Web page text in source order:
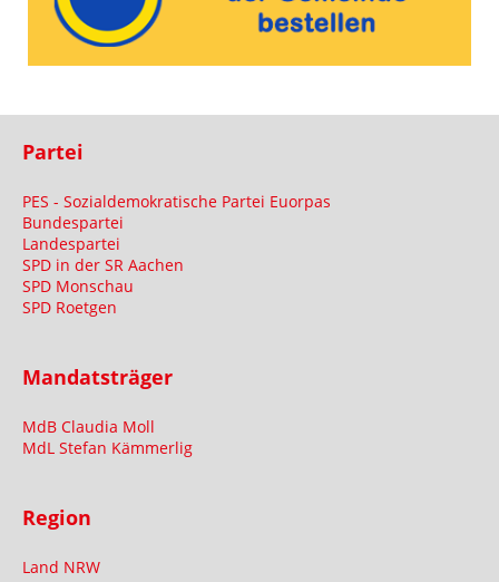
Partei
PES - Sozialdemokratische Partei Euorpas
Bundespartei
Landespartei
SPD in der SR Aachen
SPD Monschau
SPD Roetgen
Mandatsträger
MdB Claudia Moll
MdL Stefan Kämmerlig
Region
Land NRW